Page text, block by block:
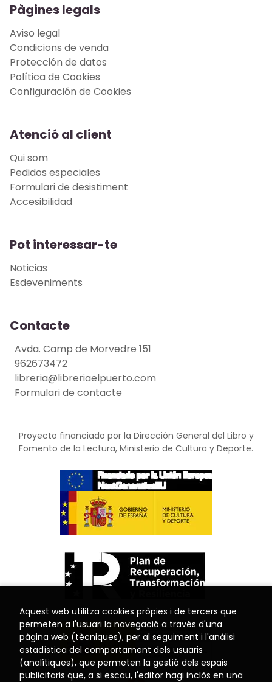
Pàgines legals
Aviso legal
Condicions de venda
Protección de datos
Política de Cookies
Configuración de Cookies
Atenció al client
Qui som
Pedidos especiales
Formulari de desistiment
Accesibilidad
Pot interessar-te
Noticias
Esdeveniments
Contacte
Avda. Camp de Morvedre 151
962673472
libreria@libreriaelpuerto.com
Formulari de contacte
Proyecto financiado por la Dirección General del Libro y
Fomento de la Lectura, Ministerio de Cultura y Deporte.
Aquest web utilitza cookies pròpies i de tercers que
permeten a l'usuari la navegació a través d'una
pàgina web (tècniques), per al seguiment i l'anàlisi
estadística del comportament dels usuaris
(analítiques), que permeten la gestió dels espais
publicitaris que, a si escau, l'editor hagi inclòs en una